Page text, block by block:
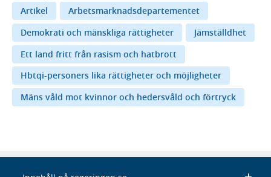
Artikel
Arbetsmarknadsdepartementet
Demokrati och mänskliga rättigheter
Jämställdhet
Ett land fritt från rasism och hatbrott
Hbtqi-personers lika rättigheter och möjligheter
Mäns våld mot kvinnor och hedersvåld och förtryck